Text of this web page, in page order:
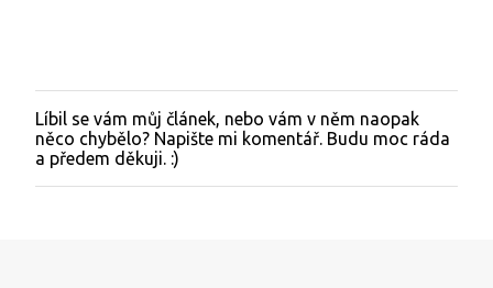
O
k
o
m
Líbil se vám můj článek, nebo vám v něm naopak
něco chybělo? Napište mi komentář. Budu moc ráda
a předem děkuji. :)